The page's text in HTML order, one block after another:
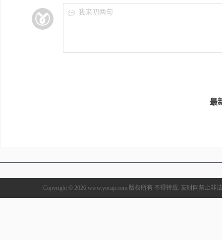
我来叨两句
最
Copyright © 2026 www.yocajr.com 版权所有 不得转载. 友财网禁止非